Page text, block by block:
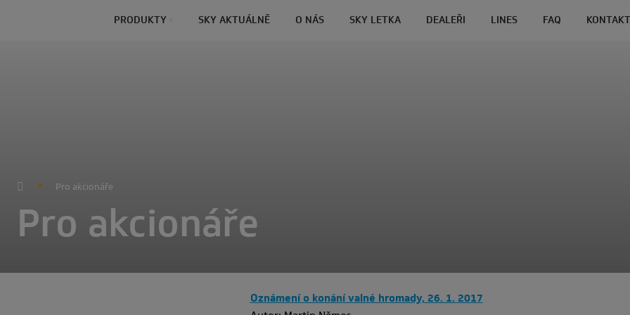
PRODUKTY SKY AKTUÁLNĚ O NÁS SKY LETKA DEALEŘI LINES FAQ KONTAKT
Pro akcionáře
Pro akcionáře
Oznámení o konání valné hromady, 26. 1. 2017